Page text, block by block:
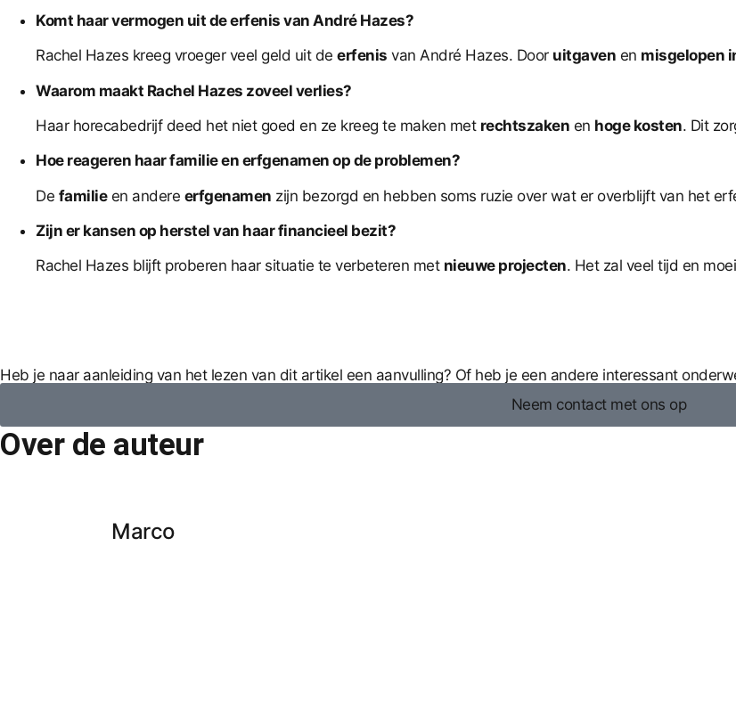
Komt haar vermogen uit de erfenis van André Hazes?
Rachel Hazes kreeg vroeger veel geld uit de erfenis van André Hazes. Door uitgaven en misgelopen
Waarom maakt Rachel Hazes zoveel verlies?
Haar horecabedrijf deed het niet goed en ze kreeg te maken met rechtszaken en hoge kosten. Dit
Hoe reageren haar familie en erfgenamen op de problemen?
De familieen andere erfgenamen zijn bezorgd en hebben soms ruzie over wat er overblijft van het
Zijn er kansen op herstel van haar financieel bezit?
Rachel Hazes blijft proberen haar situatie te verbeteren met nieuwe projecten. Het zal veel tijd en
Heb je naar aanleiding van het lezen van dit artikel een aanvulling? Of heb je een andere interessant
Neem contact met ons op
Over de auteur
Marco